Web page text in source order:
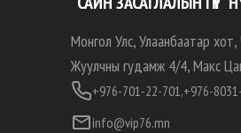
Монгол Улс, Улаанбаатар хот,
Жуулчны гудамж 4/4, Макс
+976-701-22-701,+976-
info@vip76.mn